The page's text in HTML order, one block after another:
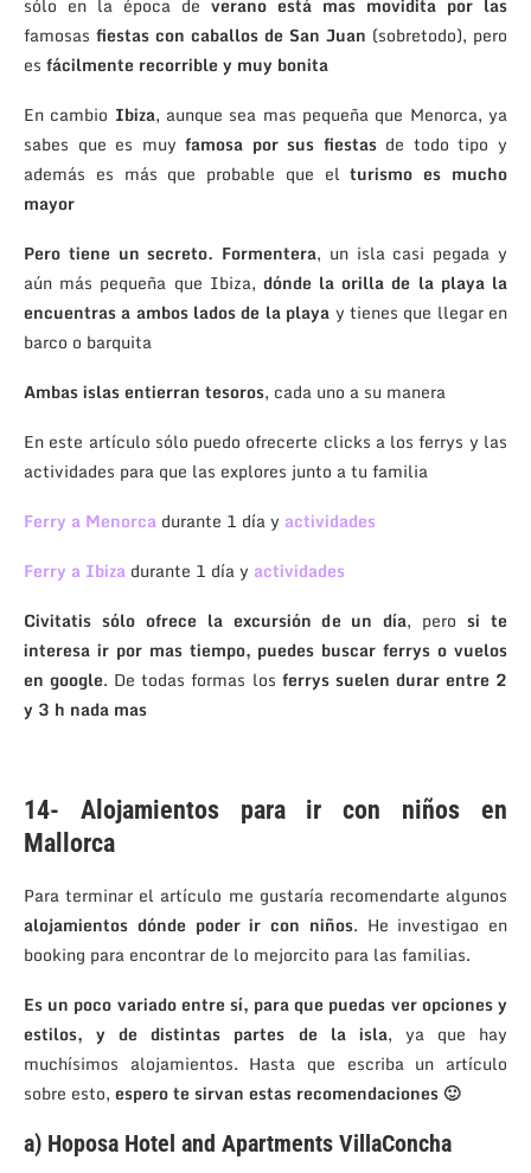
sólo en la época de verano está mas movidita por las
famosas fiestas con caballos de San Juan (sobretodo), pero
es fácilmente recorrible y muy bonita
En cambio Ibiza, aunque sea mas pequeña que Menorca, ya
sabes que es muyfamosa por sus fiestasde todo tipo y
además es más que probable que elturismo es mucho
mayor
Pero tiene un secreto. Formentera, un isla casi pegada y
aún más pequeña que Ibiza, dónde la orilla de la playa la
encuentras a ambos lados de la playa y tienes que llegar en
barco o barquita
Ambas islas entierran tesoros, cada uno a su manera
En este artículo sólo puedo ofrecerte clicks a los ferrys y las
actividades para que las explores junto a tu familia
Ferry a Menorca durante 1 día y actividades
Ferry a Ibiza durante 1 día y actividades
Civitatis sólo ofrece la excursión de un día, perosi te
interesa ir por mas tiempo, puedes buscar ferrys o vuelos
en google. De todas formas los ferrys suelen durar entre 2
y 3 h nada mas
14- Alojamientos para ir con niños en
Mallorca
Para terminar el artículo me gustaría recomendarte algunos
alojamientos dónde poder ir con niños. He investigao en
booking para encontrar de lo mejorcito para las familias.
Es un poco variado entre sí, para que puedas ver opciones y
estilos, y de distintas partes de la isla, ya que hay
muchísimos alojamientos. Hasta que escriba un artículo
sobre esto, espero te sirvan estas recomendaciones 🙂
a) Hoposa Hotel and Apartments VillaConcha